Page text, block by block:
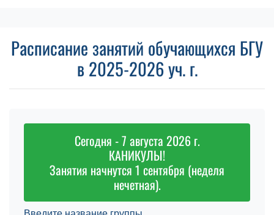
Расписание занятий обучающихся БГУ
в 2025-2026 уч. г.
Сегодня - 7 августа 2026 г.
КАНИКУЛЫ!
Занятия начнутся 1 сентября (неделя
нечетная).